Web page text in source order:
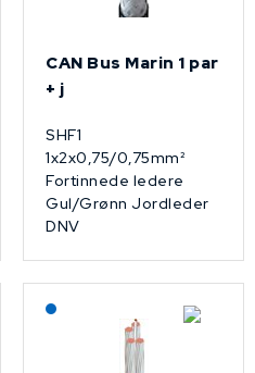
CAN Bus Marin 1 par
+ j
SHF1
1x2x0,75/0,75mm²
Fortinnede ledere
Gul/Grønn Jordleder
DNV
Lagerført: NEK Kabel